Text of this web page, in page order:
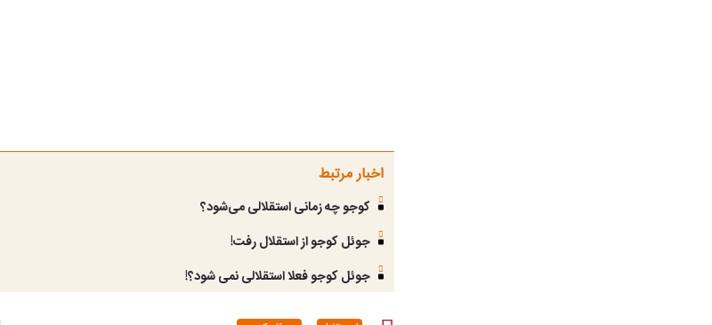
اخبار مرتبط
کوجو چه زمانی استقلالی می‌شود؟
جوئل کوجو از استقلال رفت!
جوئل کوجو فعلا استقلالی نمی شود؟!